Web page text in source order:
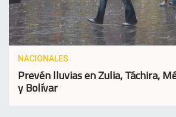
NACIONALES
Prevén lluvias en Zulia, Táchira,
y Bolívar